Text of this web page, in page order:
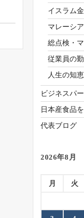
イスラム
マレーシ
総点検・
従業員の
人生の知
ビジネスパ
日本産食品
代表ブログ
2026年8月
月 火